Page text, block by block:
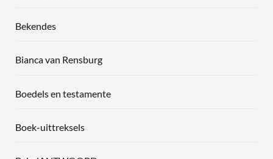
Bekendes
Bianca van Rensburg
Boedels en testamente
Boek-uittreksels